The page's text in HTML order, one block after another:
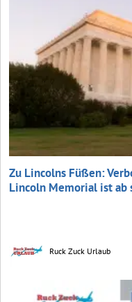
Zu Lincolns Füßen:
Lincoln Memorial ist ab
Ruck Zuck Urlaub